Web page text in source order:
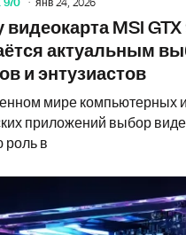
970 янв 24, 2026
видеокарта MSI
актуальным
и энтузиастов
мире компьютерных
приложений выбор
роль в